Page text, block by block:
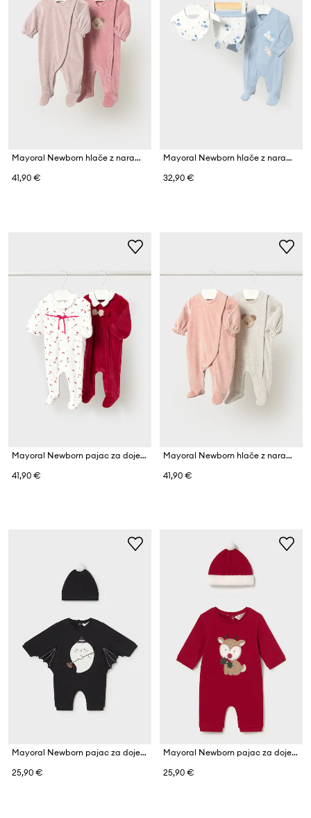
Mayoral Newborn hlače z naramnicami za dojenčke z bombažem paket 2 kosov
41,90 €
Mayoral Newborn hlače z naramnicami (z nogicami) za dojenčke bombažne z elastanom
32,90 €
Mayoral Newborn pajac za dojenčke z bombažem
41,90 €
Mayoral Newborn hlače z naramnicami (z nogicami) za dojenčke z bombažem paket 2 kosov
41,90 €
Mayoral Newborn pajac za dojenčke z bombažem
25,90 €
Mayoral Newborn pajac za dojenčke z bombažem
25,90 €